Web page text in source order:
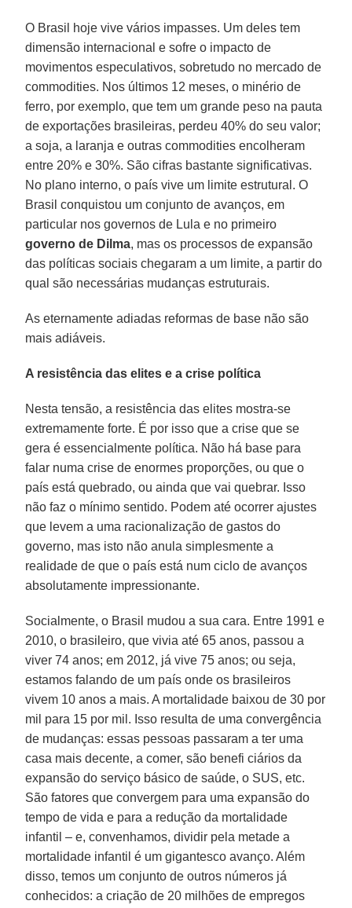
O Brasil hoje vive vários impasses. Um deles tem
dimensão internacional e sofre o impacto de
movimentos especulativos, sobretudo no mercado de
commodities. Nos últimos 12 meses, o minério de
ferro, por exemplo, que tem um grande peso na pauta
de exportações brasileiras, perdeu 40% do seu valor;
a soja, a laranja e outras commodities encolheram
entre 20% e 30%. São cifras bastante significativas.
No plano interno, o país vive um limite estrutural. O
Brasil conquistou um conjunto de avanços, em
particular nos governos de Lula e no primeiro
governo de Dilma, mas os processos de expansão
das políticas sociais chegaram a um limite, a partir do
qual são necessárias mudanças estruturais.
As eternamente adiadas reformas de base não são
mais adiáveis.
A resistência das elites e a crise política
Nesta tensão, a resistência das elites mostra-se
extremamente forte. É por isso que a crise que se
gera é essencialmente política. Não há base para
falar numa crise de enormes proporções, ou que o
país está quebrado, ou ainda que vai quebrar. Isso
não faz o mínimo sentido. Podem até ocorrer ajustes
que levem a uma racionalização de gastos do
governo, mas isto não anula simplesmente a
realidade de que o país está num ciclo de avanços
absolutamente impressionante.
Socialmente, o Brasil mudou a sua cara. Entre 1991 e
2010, o brasileiro, que vivia até 65 anos, passou a
viver 74 anos; em 2012, já vive 75 anos; ou seja,
estamos falando de um país onde os brasileiros
vivem 10 anos a mais. A mortalidade baixou de 30 por
mil para 15 por mil. Isso resulta de uma convergência
de mudanças: essas pessoas passaram a ter uma
casa mais decente, a comer, são benefi ciários da
expansão do serviço básico de saúde, o SUS, etc.
São fatores que convergem para uma expansão do
tempo de vida e para a redução da mortalidade
infantil – e, convenhamos, dividir pela metade a
mortalidade infantil é um gigantesco avanço. Além
disso, temos um conjunto de outros números já
conhecidos: a criação de 20 milhões de empregos